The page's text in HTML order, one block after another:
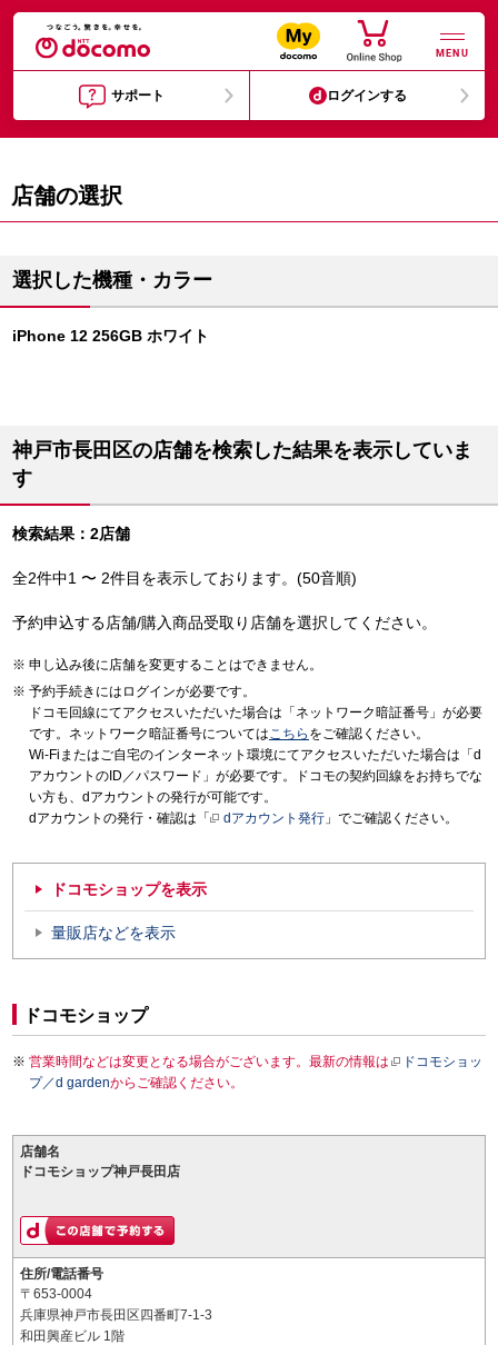
MENU
サポート ログインする
店舗の選択
選択した機種・カラー
iPhone 12 256GB ホワイト
神戸市長田区の店舗を検索した結果を表示していま
す
検索結果：2店舗
全2件中1 〜 2件目を表示しております。(50音順)
予約申込する店舗/購入商品受取り店舗を選択してください。
申し込み後に店舗を変更することはできません。
予約手続きにはログインが必要です。
ドコモ回線にてアクセスいただいた場合は「ネットワーク暗証番号」が必要
です。ネットワーク暗証番号についてはこちら をご確認ください。
Wi-Fiまたはご自宅のインターネット環境にてアクセスいただいた場合は「d
アカウントのID／パスワード」が必要です。ドコモの契約回線をお持ちでな
い方も、dアカウントの発行が可能です。
dアカウントの発行・確認は「
dアカウント発行 」でご確認ください。
ドコモショップを表示
量販店などを表示
ドコモショップ
営業時間などは変更となる場合がございます。最新の情報は
ドコモショッ
プ／d gardenからご確認ください。
店舗名
ドコモショップ神戸長田店
住所/電話番号
〒653-0004
兵庫県神戸市長田区四番町7-1-3
和田興産ビル 1階